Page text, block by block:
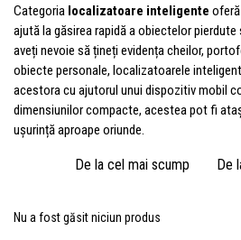
Categoria localizatoare inteligente
ajută la găsirea rapidă a obiectelor
aveți nevoie să țineți evidența cheilor,
obiecte personale, localizatoarele
acestora cu ajutorul unui dispozitiv mobil
dimensiunilor compacte, acestea pot fi
ușurință aproape oriunde.
De la cel mai scump De
Nu a fost găsit niciun produs